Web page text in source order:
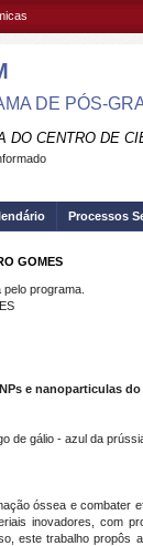
DE PÓS-
DO CENTRO DE
Processos
GOMES
programa.
e nanoparticulas
de gálio - azul da
óssea e combater
inovadores, com
este trabalho